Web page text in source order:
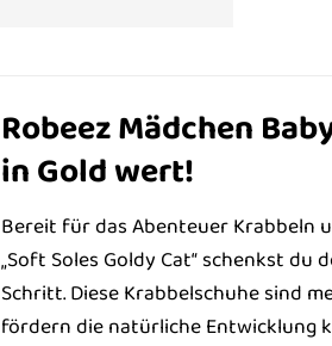
Robeez Mädchen
in Gold wert!
Bereit für das Abenteuer Krabbeln
„Soft Soles Goldy Cat“ schenkst
Schritt. Diese Krabbelschuhe sind
fördern die natürliche Entwicklung